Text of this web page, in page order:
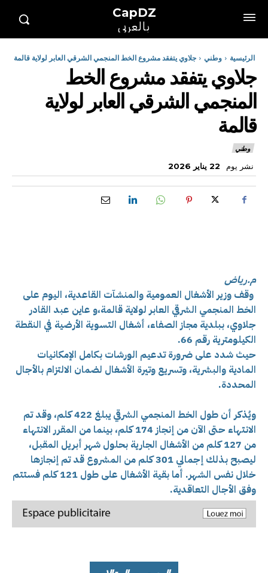
CapDZ
بالعربي
الرئيسية وطني جلاوي يتفقد مشروع الخط المنجمي الشرقي العابر لولاية قالمة
جلاوي يتفقد مشروع الخط
المنجمي الشرقي العابر لولاية
قالمة
وطني
نشر يوم 22 يناير 2026
م.رياض
وقف وزير الأشغال العمومية والمنشآت القاعدية، اليوم على
الخط المنجمي الشرقي العابر لولاية قالمة،و عاين عبد القادر
جلاوي، ببلدية مجاز الصفاء، أشغال التسوية الأرضية في النقطة
الكيلومترية رقم 66.
حيث شدد على ضرورة تدعيم الورشات بكامل الإمكانيات
المادية والبشرية، وتسريع وتيرة الأشغال لضمان الالتزام بالأجال
المحددة.
ويُذكر أن طول الخط المنجمي الشرقي يبلغ 422 كلم، وقد تم
الانتهاء حتى الآن من إنجاز 174 كلم، بينما من المقرر الانتهاء
من 127 كلم من الأشغال الجارية بحلول شهر أبريل المقبل،
ليصبح بذلك إجمالي 301 كلم من المشروع قد تم إنجازها
خلال نفس الشهر. أما بقية الأشغال على طول 121 كلم فستتم
وفق الأجال التعاقدية.